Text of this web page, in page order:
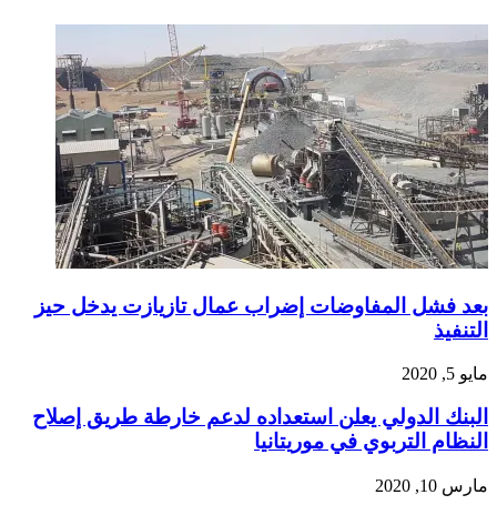
بعد فشل المفاوضات إضراب عمال تازيازت يدخل حيز
التنفيذ
مايو 5, 2020
البنك الدولي يعلن استعداده لدعم خارطة طريق إصلاح
النظام التربوي في موريتانيا
مارس 10, 2020